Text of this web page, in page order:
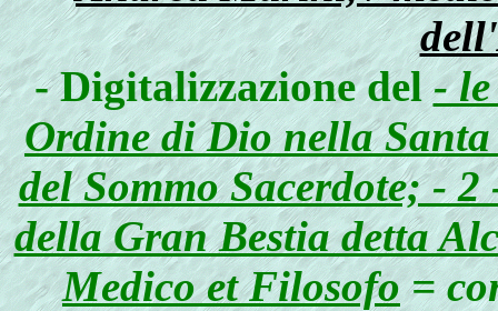
- Digitalizzazione del-
Ordine di Dio nella
del Sommo Sacerdote; -
della Gran Bestia detta
Medico et Filosofo=